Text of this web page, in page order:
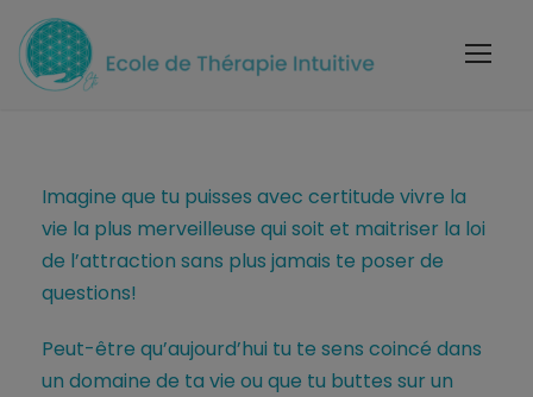
Imagine que tu puisses avec certitude vivre la
vie la plus merveilleuse qui soit et maitriser la loi
de l’attraction sans plus jamais te poser de
questions!
Peut-être qu’aujourd’hui tu te sens coincé dans
un domaine de ta vie ou que tu buttes sur un